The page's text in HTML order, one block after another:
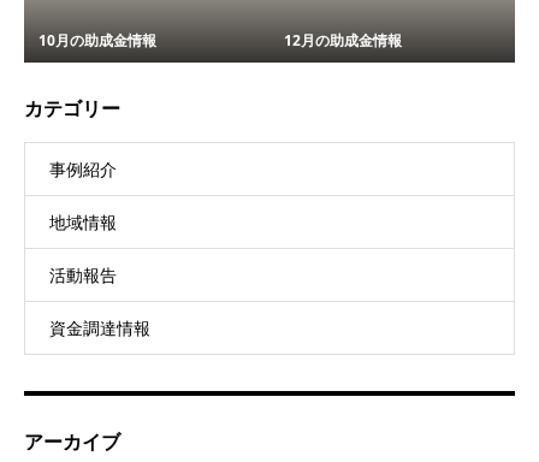
10月の助成金情報 12月の助成金情報
カテゴリー
事例紹介
地域情報
活動報告
資金調達情報
アーカイブ